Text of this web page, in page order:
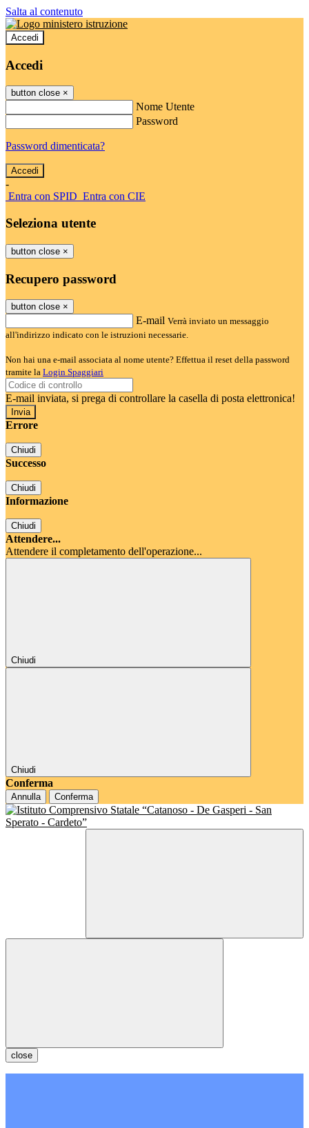
Salta al contenuto
Accedi
Accedi
button close ×
Nome Utente
Password
Password dimenticata?
-
Entra con SPID Entra con CIE
Seleziona utente
button close ×
Recupero password
button close ×
E-mail Verrà inviato un messaggio
all'indirizzo indicato con le istruzioni necessarie.
Non hai una e-mail associata al nome utente? Effettua il reset della password
tramite la Login Spaggiari
E-mail inviata, si prega di controllare la casella di posta elettronica!
Errore
Chiudi
Successo
Chiudi
Informazione
Chiudi
Attendere...
Attendere il completamento dell'operazione...
Chiudi
Chiudi
Conferma
Annulla Conferma
close